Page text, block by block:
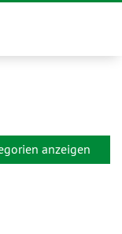
anzeigen